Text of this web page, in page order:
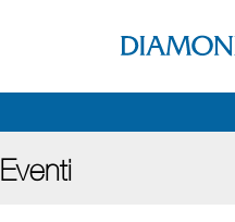
Eventi